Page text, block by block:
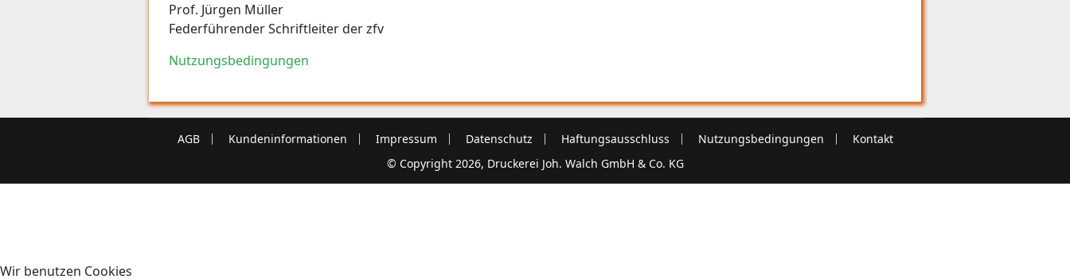
Prof. Jürgen Müller
Federführender Schriftleiter der zfv
Nutzungsbedingungen
AGB Kundeninformationen Impressum Datenschutz Haftungsausschluss Nutzungsbedingungen
Kontakt
© Copyright 2026, Druckerei Joh. Walch GmbH & Co. KG
Wir benutzen Cookies